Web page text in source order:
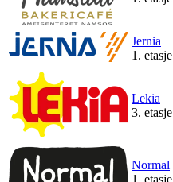
Søk
Åpningstider
Ledige stillinger
Jernia
1. etasje
Lekia
3. etasje
Normal
1. etasje